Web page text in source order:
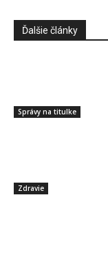
Ďalšie články
Správy na titulke
Zdravie